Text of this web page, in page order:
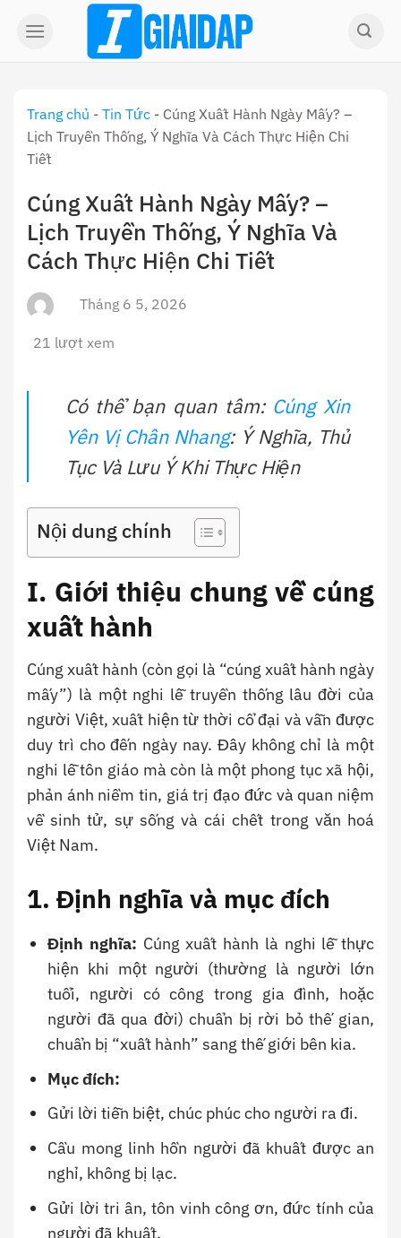
Trang chủ - Tin Tức - Cúng Xuất Hành Ngày Mấy? –
Lịch Truyền Thống, Ý Nghĩa Và Cách Thực Hiện Chi
Tiết
Cúng Xuất Hành Ngày Mấy? –
Lịch Truyền Thống, Ý Nghĩa Và
Cách Thực Hiện Chi Tiết
Tháng 6 5, 2026
21 lượt xem
Có thể bạn quan tâm: Cúng Xin
Yên Vị Chân Nhang: Ý Nghĩa, Thủ
Tục Và Lưu Ý Khi Thực Hiện
Nội dung chính
I. Giới thiệu chung về cúng
xuất hành
Cúng xuất hành (còn gọi là “cúng xuất hành ngày
mấy”) là một nghi lễ truyền thống lâu đời của
người Việt, xuất hiện từ thời cổ đại và vẫn được
duy trì cho đến ngày nay. Đây không chỉ là một
nghi lễ tôn giáo mà còn là một phong tục xã hội,
phản ánh niềm tin, giá trị đạo đức và quan niệm
về sinh tử, sự sống và cái chết trong văn hoá
Việt Nam.
1. Định nghĩa và mục đích
Định nghĩa: Cúng xuất hành là nghi lễ thực
hiện khi một người (thường là người lớn
tuổi, người có công trong gia đình, hoặc
người đã qua đời) chuẩn bị rời bỏ thế gian,
chuẩn bị “xuất hành” sang thế giới bên kia.
Mục đích:
Gửi lời tiễn biệt, chúc phúc cho người ra đi.
Cầu mong linh hồn người đã khuất được an
nghỉ, không bị lạc.
Gửi lời tri ân, tôn vinh công ơn, đức tính của
người đã khuất.